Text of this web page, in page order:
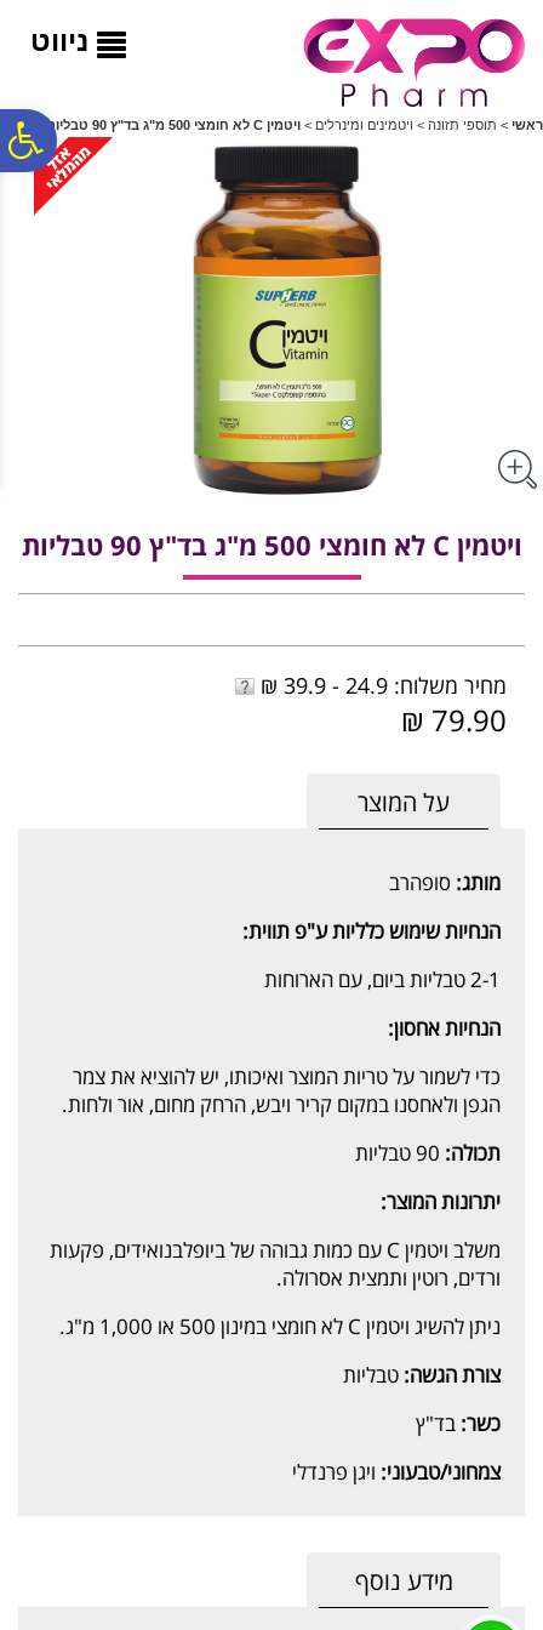
ניווט
ראשי > תוספי תזונה > ויטמינים ומינרלים > ויטמין C לא חומצי 500 מ"ג בד"ץ 90 טבליות
ויטמין C לא חומצי 500 מ"ג בד"ץ 90 טבליות
מחיר משלוח: 24.9 - 39.9 ₪
79.90 ₪
על המוצר
מותג: סופהרב
הנחיות שימוש כלליות ע"פ תווית:
2-1 טבליות ביום, עם הארוחות
הנחיות אחסון:
כדי לשמור על טריות המוצר ואיכותו, יש להוציא את צמר
הגפן ולאחסנו במקום קריר ויבש, הרחק מחום, אור ולחות.
תכולה:
יתרונות המוצר:
משלב ויטמין C עם כמות גבוהה של ביופלבנואידים, פקעות
ורדים, רוטין ותמצית אסרולה.
ניתן להשיג ויטמין C לא חומצי במינון 500 או 1,000 מ"ג.
צורת הגשה: טבליות
כשר: בד"ץ
צמחוני/טבעוני: ויגן פרנדלי
מידע נוסף